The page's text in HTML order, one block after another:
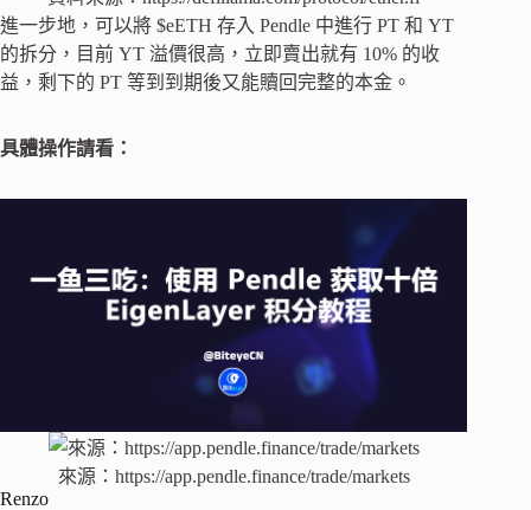
進一步地，可以將 $eETH 存入 Pendle 中進行 PT 和 YT
的拆分，目前 YT 溢價很高，立即賣出就有 10% 的收
益，剩下的 PT 等到到期後又能贖回完整的本金。
具體操作請看：
來源：https://app.pendle.finance/trade/markets
Renzo